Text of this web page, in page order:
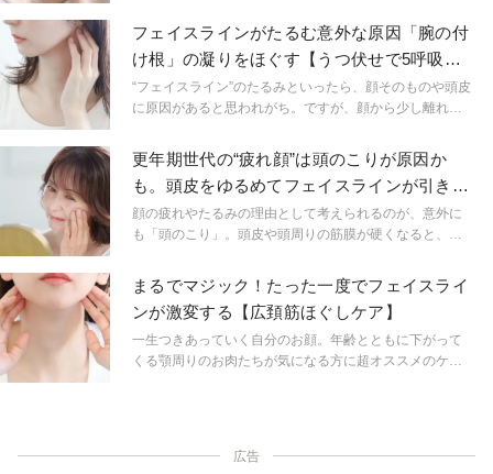
その主な原因は、スマホやパソコンを使う時のあごが突
き出た姿勢。頭の重さを支えるために、首の筋肉「胸鎖
乳突筋」に大きな負担がかかって、凝り固まることによ
って、フェイスラインにたるみが現われやすくなってい
ます。そこで今回は、ちょっとしたすきま時間に5呼吸か
凝りをほぐして、シュッとしたフェイスラインをキープ
しましょう！
フェイスラインがたるむ意外な原因「腕の付
け根」の凝りをほぐす【うつ伏せで5呼吸】
ストレッチ
“フェイスライン”のたるみといったら、顔そのものや頭皮
に原因があると思われがち。ですが、顔から少し離れた
るんです。そこで今回は、うつ伏せで優しくほぐすスト
レッチのやり方をご紹介！ 意外と酷使されがちな「腕の
付け根」をほぐして、フェイスラインのたるみ対策をし
ていきましょう。
更年期世代の“疲れ顔”は頭のこりが原因か
も。頭皮をゆるめてフェイスラインが引き上
がる「うさぎのポーズ」
顔の疲れやたるみの理由として考えられるのが、意外に
も「頭のこり」。頭皮や頭周りの筋膜が硬くなると、顔
ます。しっかりほぐして、キュッと引き締まったフェイ
スラインを手に入れましょう
まるでマジック！たった一度でフェイスライ
ンが激変する【広頚筋ほぐしケア】
一生つきあっていく自分のお顔。年齢とともに下がって
くる顎周りのお肉たちが気になる方に超オススメのケア
広告